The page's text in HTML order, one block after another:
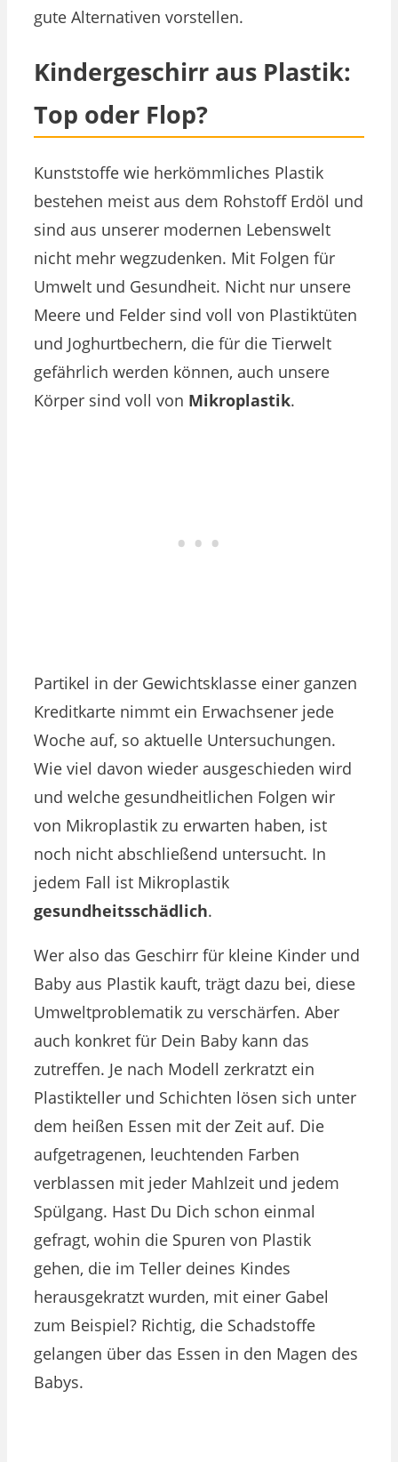
gute Alternativen vorstellen.
Kindergeschirr aus Plastik:
Top oder Flop?
Kunststoffe wie herkömmliches Plastik
bestehen meist aus dem Rohstoff Erdöl und
sind aus unserer modernen Lebenswelt
nicht mehr wegzudenken. Mit Folgen für
Umwelt und Gesundheit. Nicht nur unsere
Meere und Felder sind voll von Plastiktüten
und Joghurtbechern, die für die Tierwelt
gefährlich werden können, auch unsere
Körper sind voll von Mikroplastik.
Partikel in der Gewichtsklasse einer ganzen
Kreditkarte nimmt ein Erwachsener jede
Woche auf, so aktuelle Untersuchungen.
Wie viel davon wieder ausgeschieden wird
und welche gesundheitlichen Folgen wir
von Mikroplastik zu erwarten haben, ist
noch nicht abschließend untersucht. In
jedem Fall ist Mikroplastik
gesundheitsschädlich.
Wer also das Geschirr für kleine Kinder und
Baby aus Plastik kauft, trägt dazu bei, diese
Umweltproblematik zu verschärfen. Aber
auch konkret für Dein Baby kann das
zutreffen. Je nach Modell zerkratzt ein
Plastikteller und Schichten lösen sich unter
dem heißen Essen mit der Zeit auf. Die
aufgetragenen, leuchtenden Farben
verblassen mit jeder Mahlzeit und jedem
Spülgang. Hast Du Dich schon einmal
gefragt, wohin die Spuren von Plastik
gehen, die im Teller deines Kindes
herausgekratzt wurden, mit einer Gabel
zum Beispiel? Richtig, die Schadstoffe
gelangen über das Essen in den Magen des
Babys.